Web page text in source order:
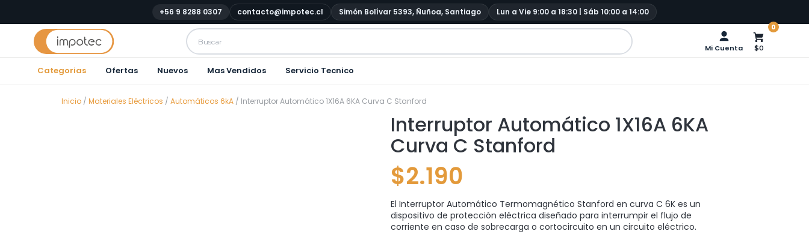
+56 9 8288 0307 contacto@impotec.cl Simón Bolívar 5393, Ñuñoa, Santiago Lun a Vie 9:00 a 18:30 | Sáb 10:00 a 14:00
Mi Cuenta
0
$0
Categorias Ofertas Nuevos Mas Vendidos Servicio Tecnico
Inicio / Materiales Eléctricos / Automáticos 6kA / Interruptor Automático 1X16A 6KA Curva C Stanford
Interruptor Automático 1X16A 6KA
Curva C Stanford
$2.190
El Interruptor Automático Termomagnético Stanford en curva C 6K es un
dispositivo de protección eléctrica diseñado para interrumpir el flujo de
corriente en caso de sobrecarga o cortocircuito en un circuito eléctrico.